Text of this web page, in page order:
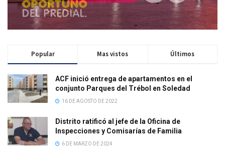
Popular Mas vistos Últimos
ACF inició entrega de apartamentos en el
conjunto Parques del Trébol en Soledad
16 DE AGOSTO DE 2022
Distrito ratificó al jefe de la Oficina de
Inspecciones y Comisarías de Familia
6 DE MARZO DE 2024